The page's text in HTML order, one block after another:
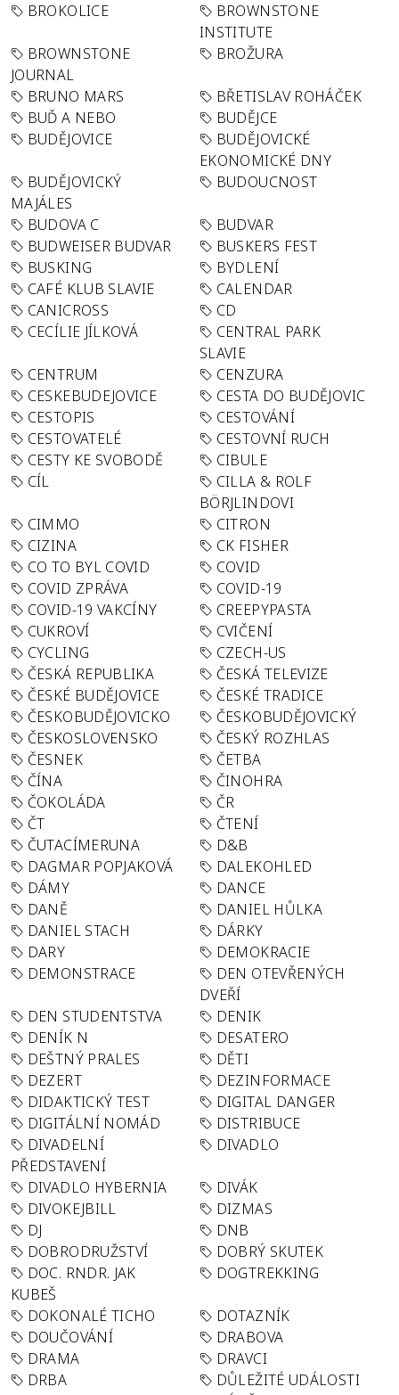
BROKOLICE
BROWNSTONE
INSTITUTE
BROWNSTONE
JOURNAL
BROŽURA
BRUNO MARS
BŘETISLAV ROHÁČEK
BUĎ A NEBO
BUDĚJCE
BUDĚJOVICE
BUDĚJOVICKÉ
EKONOMICKÉ DNY
BUDĚJOVICKÝ
MAJÁLES
BUDOUCNOST
BUDOVA C
BUDVAR
BUDWEISER BUDVAR
BUSKERS FEST
BUSKING
BYDLENÍ
CAFÉ KLUB SLAVIE
CALENDAR
CANICROSS
CD
CECÍLIE JÍLKOVÁ
CENTRAL PARK
SLAVIE
CENTRUM
CENZURA
CESKEBUDEJOVICE
CESTA DO BUDĚJOVIC
CESTOPIS
CESTOVÁNÍ
CESTOVATELÉ
CESTOVNÍ RUCH
CESTY KE SVOBODĚ
CIBULE
CÍL
CILLA & ROLF
BÖRJLINDOVI
CIMMO
CITRON
CIZINA
CK FISHER
CO TO BYL COVID
COVID
COVID ZPRÁVA
COVID-19
COVID-19 VAKCÍNY
CREEPYPASTA
CUKROVÍ
CVIČENÍ
CYCLING
CZECH-US
ČESKÁ REPUBLIKA
ČESKÁ TELEVIZE
ČESKÉ BUDĚJOVICE
ČESKÉ TRADICE
ČESKOBUDĚJOVICKO
ČESKOBUDĚJOVICKÝ
ČESKOSLOVENSKO
ČESKÝ ROZHLAS
ČESNEK
ČETBA
ČÍNA
ČINOHRA
ČOKOLÁDA
ČR
ČT
ČTENÍ
ČUTACÍMERUNA
D&B
DAGMAR POPJAKOVÁ
DALEKOHLED
DÁMY
DANCE
DANĚ
DANIEL HŮLKA
DANIEL STACH
DÁRKY
DARY
DEMOKRACIE
DEMONSTRACE
DEN OTEVŘENÝCH
DVEŘÍ
DEN STUDENTSTVA
DENIK
DENÍK N
DESATERO
DEŠTNÝ PRALES
DĚTI
DEZERT
DEZINFORMACE
DIDAKTICKÝ TEST
DIGITAL DANGER
DIGITÁLNÍ NOMÁD
DISTRIBUCE
DIVADELNÍ
PŘEDSTAVENÍ
DIVADLO
DIVADLO HYBERNIA
DIVÁK
DIVOKEJBILL
DIZMAS
DJ
DNB
DOBRODRUŽSTVÍ
DOBRÝ SKUTEK
DOC. RNDR. JAK
KUBEŠ
DOGTREKKING
DOKONALÉ TICHO
DOTAZNÍK
DOUČOVÁNÍ
DRABOVA
DRAMA
DRAVCI
DRBA
DŮLEŽITÉ UDÁLOSTI